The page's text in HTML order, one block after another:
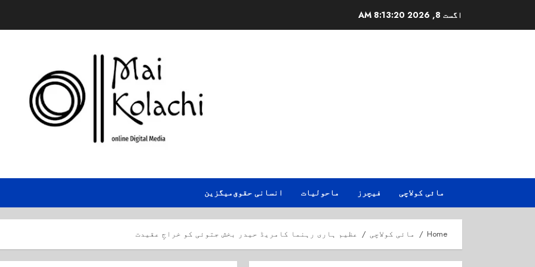
اگست 8, 2026 8:13:21 AM
مائی کولاچی فیچرز ماحولیات انسانی حقوقمیگزین
Home مائی کولاچی عظیم ہاری رہنما کامریڈ حیدر بخش جتوئی کو خراجِ عقیدت